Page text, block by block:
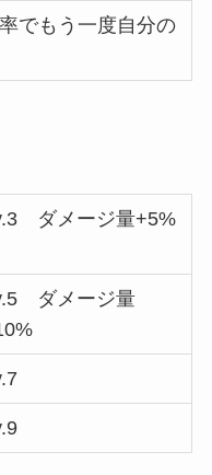
でもう一度自分の
ダメージ量+5%
ダメージ量